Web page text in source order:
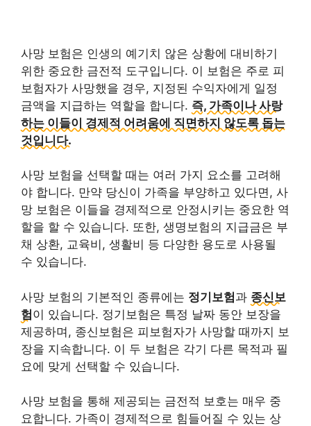
사망 보험은 인생의 예기치 않은 상황에 대비하기
위한 중요한 금전적 도구입니다. 이 보험은 주로 피
보험자가 사망했을 경우, 지정된 수익자에게 일정
금액을 지급하는 역할을 합니다. 즉, 가족이나 사랑
하는 이들이 경제적 어려움에 직면하지 않도록 돕는
것입니다.
사망 보험을 선택할 때는 여러 가지 요소를 고려해
야 합니다. 만약 당신이 가족을 부양하고 있다면, 사
망 보험은 이들을 경제적으로 안정시키는 중요한 역
할을 할 수 있습니다. 또한, 생명보험의 지급금은 부
채 상환, 교육비, 생활비 등 다양한 용도로 사용될
수 있습니다.
사망 보험의 기본적인 종류에는 정기보험과 종신보
험이 있습니다. 정기보험은 특정 날짜 동안 보장을
제공하며, 종신보험은 피보험자가 사망할 때까지 보
장을 지속합니다. 이 두 보험은 각기 다른 목적과 필
요에 맞게 선택할 수 있습니다.
사망 보험을 통해 제공되는 금전적 보호는 매우 중
요합니다. 가족이 경제적으로 힘들어질 수 있는 상